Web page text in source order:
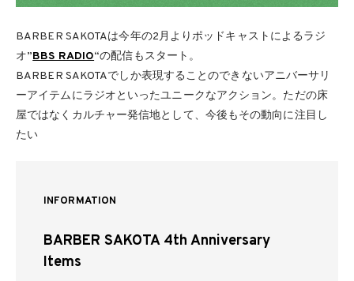
BARBER SAKOTAは今年の2月よりポッドキャストによるラジ
オ”BBS RADIO“の配信もスタート。
BARBER SAKOTAでしか表現することのできないアニバーサリ
ーアイテムにラジオといったユニークなアクション。ただの床
屋ではなくカルチャー発信地として、今後もその動向に注目し
たい
INFORMATION
BARBER SAKOTA 4th Anniversary
Items